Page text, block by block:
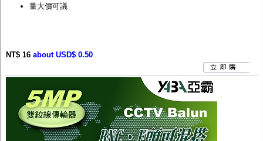
量大價可議
NT$ 16 about USD$ 0.50